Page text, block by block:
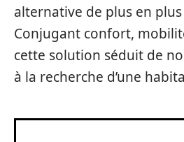
alternative de plus en
Conjugant confort,
cette solution séduit de
à la recherche d’une